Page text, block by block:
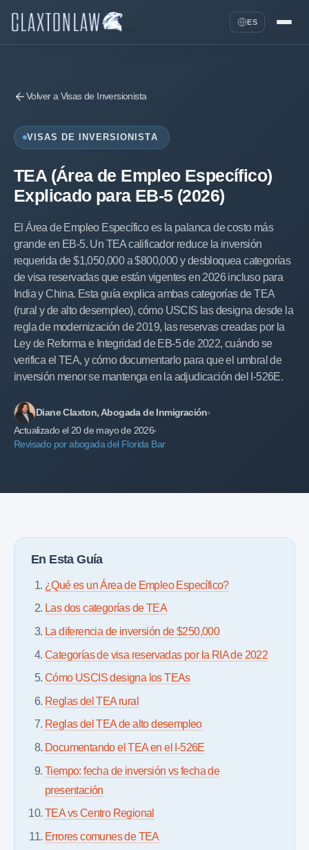
ES
Volver a Visas de Inversionista
VISAS DE INVERSIONISTA
TEA (Área de Empleo Específico)
Explicado para EB-5 (2026)
El Área de Empleo Específico es la palanca de costo más
grande en EB-5. Un TEA calificador reduce la inversión
requerida de $1,050,000 a $800,000 y desbloquea categorías
de visa reservadas que están vigentes en 2026 incluso para
India y China. Esta guía explica ambas categorías de TEA
(rural y de alto desempleo), cómo USCIS las designa desde la
regla de modernización de 2019, las reservas creadas por la
Ley de Reforma e Integridad de EB-5 de 2022, cuándo se
verifica el TEA, y cómo documentarlo para que el umbral de
inversión menor se mantenga en la adjudicación del I-526E.
Diane Claxton, Abogada de Inmigración
Actualizado el 20 de mayo de 2026
Revisado por abogada del Florida Bar
En Esta Guía
¿Qué es un Área de Empleo Específico?
Las dos categorías de TEA
La diferencia de inversión de $250,000
Categorías de visa reservadas por la RIA de 2022
Cómo USCIS designa los TEAs
Reglas del TEA rural
Reglas del TEA de alto desempleo
Documentando el TEA en el I-526E
Tiempo: fecha de inversión vs fecha de
presentación
TEA vs Centro Regional
Errores comunes de TEA